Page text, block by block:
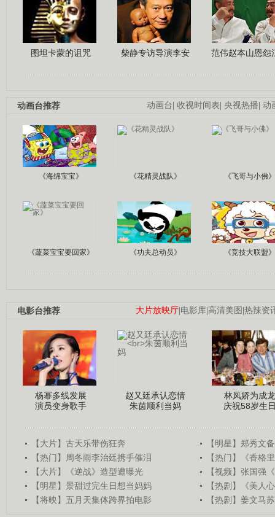
图坦卡蒙的诅咒 柴静专访导演李安 范伟赵本山恩怨
动画台| 收视时间表| 央视热播| 动
动画台推荐
《海绵宝宝》 《花精灵战队》 《飞哥与小佛》
《蔬菜宝宝要回家》 《功夫总动员》 《竞技大联盟》
大片放映厅|电影库|高清美图 |热辣资
电影台推荐
杨幂多线发展
演员变身歌手
赵又廷承认恋情
朱茵顺利当妈
林凤娇为成龙
庆祝58岁生
【大片】古天乐带伤狂奔
【明星】郑秀文
【热门】周冬雨李治廷携手催泪
【热门】《香格
【大片】《逆战》造型遭曝光
【视频】张国强
【明星】景甜过完生日想当妈妈
【热剧】《美人
【将映】五月天集体跨界拍电影
【热剧】姜文马